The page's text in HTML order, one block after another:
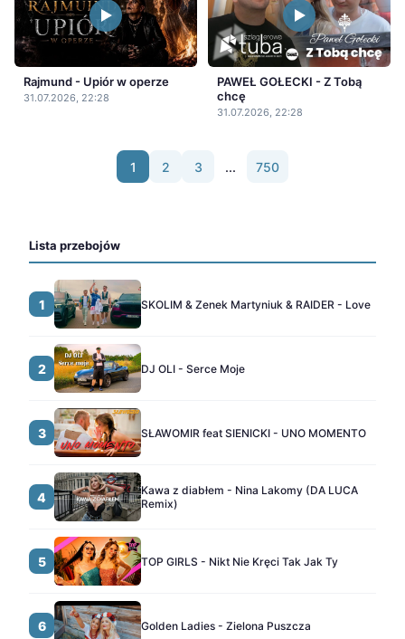
Rajmund - Upiór w operze
31.07.2026, 22:28
PAWEŁ GOŁECKI - Z Tobą
chcę
31.07.2026, 22:28
1 2 3 ... 750
Lista przebojów
1 SKOLIM & Zenek Martyniuk & RAIDER - Love
2 DJ OLI - Serce Moje
3 SŁAWOMIR feat SIENICKI - UNO MOMENTO
4
Kawa z diabłem - Nina Lakomy (DA LUCA
Remix)
5 TOP GIRLS - Nikt Nie Kręci Tak Jak Ty
6 Golden Ladies - Zielona Puszcza